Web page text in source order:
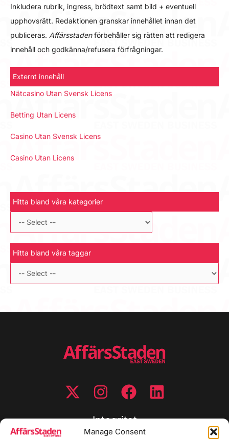
Manage Consent
Inkludera rubrik, ingress, brödtext samt bild + eventuell
upphovsrätt. Redaktionen granskar innehållet innan det
publiceras. Affärsstadenförbehåller sig rätten att redigera
innehåll och godkänna/refusera förfrågningar.
Externt innehåll
Nätcasino Utan Svensk Licens
Betting Utan Licens
Casino Utan Svensk Licens
Casino Utan Licens
Hitta bland våra kategorier
Hitta bland våra taggar
Integritet